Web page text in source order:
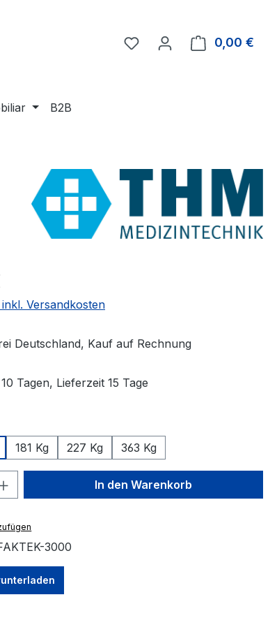
0,00 €
B2B
Versandkosten
Deutschland, Kauf auf Rechnung
Tagen, Lieferzeit 15 Tage
181 Kg 227 Kg 363 Kg
Gib den gewünschten Wert
In den Warenkorb
3000